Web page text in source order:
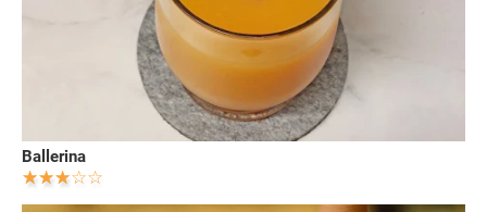
Ballerina